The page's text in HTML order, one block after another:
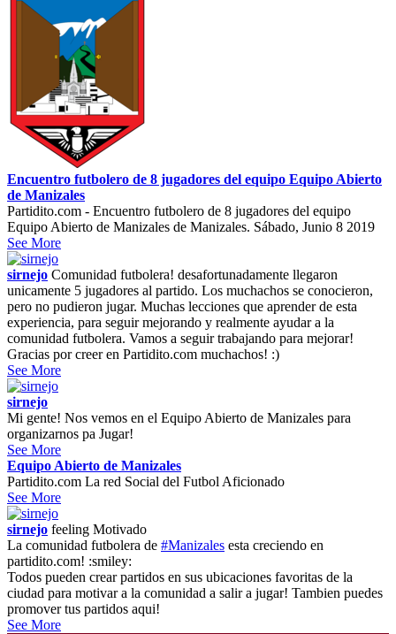
Encuentro futbolero de 8 jugadores del equipo Equipo Abierto
de Manizales
Partidito.com - Encuentro futbolero de 8 jugadores del equipo
Equipo Abierto de Manizales de Manizales. Sábado, Junio 8 2019
See More
sirnejo Comunidad futbolera! desafortunadamente llegaron
unicamente 5 jugadores al partido. Los muchachos se conocieron,
pero no pudieron jugar. Muchas lecciones que aprender de esta
experiencia, para seguir mejorando y realmente ayudar a la
comunidad futbolera. Vamos a seguir trabajando para mejorar!
Gracias por creer en Partidito.com muchachos! :)
See More
sirnejo
Mi gente! Nos vemos en el Equipo Abierto de Manizales para
organizarnos pa Jugar!
See More
Equipo Abierto de Manizales
Partidito.com La red Social del Futbol Aficionado
See More
sirnejo feeling Motivado
La comunidad futbolera de #Manizales esta creciendo en
partidito.com! :smiley:
Todos pueden crear partidos en sus ubicaciones favoritas de la
ciudad para motivar a la comunidad a salir a jugar! Tambien puedes
promover tus partidos aqui!
See More